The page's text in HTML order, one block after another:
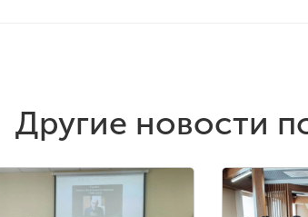
Другие новости